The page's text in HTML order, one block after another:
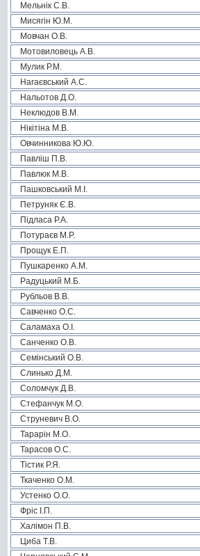
Мельнік С.В.
Мисягін Ю.М.
Мовчан О.В.
Мотовиловець А.В.
Мулик Р.М.
Нагаєвський А.С.
Нальотов Д.О.
Неклюдов В.М.
Нікітіна М.В.
Овчинникова Ю.Ю.
Павліш П.В.
Павлюк М.В.
Пашковський М.І.
Петруняк Є.В.
Підласа Р.А.
Потураєв М.Р.
Прощук Е.П.
Пушкаренко А.М.
Радуцький М.Б.
Рубльов В.В.
Савченко О.С.
Саламаха О.І.
Санченко О.В.
Семінський О.В.
Слинько Д.М.
Соломчук Д.В.
Стефанчук М.О.
Струневич В.О.
Тарарін М.О.
Тарасов О.С.
Тістик Р.Я.
Ткаченко О.М.
Устенко О.О.
Фріс І.П.
Халімон П.В.
Циба Т.В.